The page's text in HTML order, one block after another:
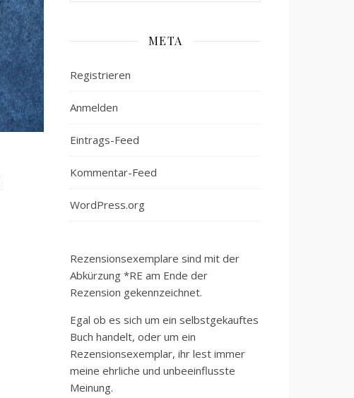
META
Registrieren
Anmelden
Eintrags-Feed
Kommentar-Feed
WordPress.org
Rezensionsexemplare sind mit der
Abkürzung *RE am Ende der
Rezension gekennzeichnet.
Egal ob es sich um ein selbstgekauftes
Buch handelt, oder um ein
Rezensionsexemplar, ihr lest immer
meine ehrliche und unbeeinflusste
Meinung.